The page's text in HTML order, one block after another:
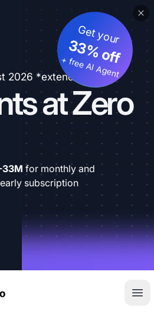
2026 *extended
at Zero
Get your
33% off
+ free AI Agent
33M for monthly and
subscription